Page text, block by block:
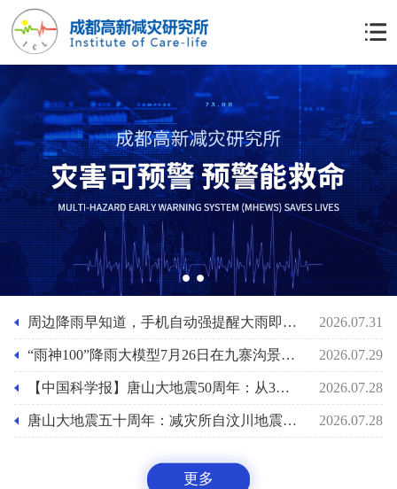
12 周边降雨早知道，手机自动强提醒大雨即将来袭功能上线，“雨神100”降雨大模型助力基层防灾人员的应急准备 2026.07.31
“雨神100”降雨大模型7月26日在九寨沟景区泥石流前2小时预报其最大小时雨强29mm/小时 2026.07.29
【中国科学报】唐山大地震50周年：从3小时速报到61秒预警 2026.07.28
唐山大地震五十周年：减灾所自汶川地震后十八年助力国家预警能力之路 2026.07.28
更多